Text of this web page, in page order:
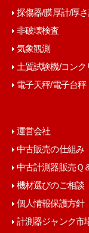
探傷器/膜厚計/厚
非破壊検査
気象観測
土質試験機/コン
電子天秤/電子台秤
運営会社
中古販売の仕組み
中古計測器販売Ｑ
機材選びのご相談
個人情報保護方針
計測器ジャンク市